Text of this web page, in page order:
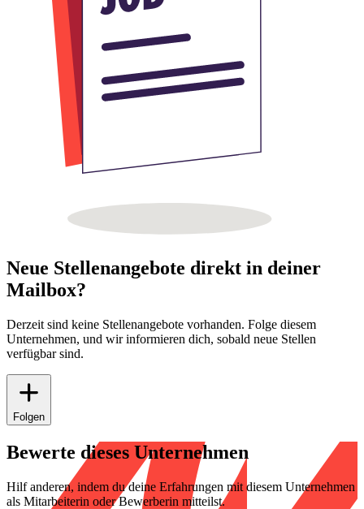
Neue Stellenangebote direkt in deiner
Mailbox?
Derzeit sind keine Stellenangebote vorhanden. Folge diesem
Unternehmen, und wir informieren dich, sobald neue Stellen
verfügbar sind.
Folgen
Bewerte dieses Unternehmen
Hilf anderen, indem du deine Erfahrungen mit diesem Unternehmen
als Mitarbeiterin oder Bewerberin mitteilst.